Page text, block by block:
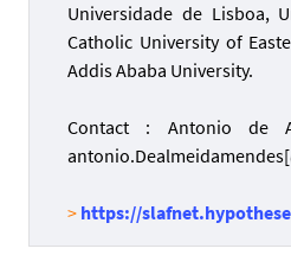
Universidade de Lisboa,
Catholic University of
Addis Ababa University.
Contact : Antonio de
> https://